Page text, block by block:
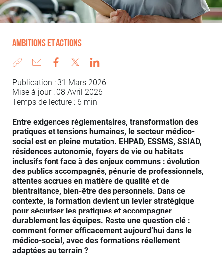
Ambitions et actions
Publication : 31 Mars 2026
Mise à jour : 08 Avril 2026
Temps de lecture : 6 min
Entre exigences réglementaires, transformation des
pratiques et tensions humaines, le secteur médico-
social est en pleine mutation. EHPAD, ESSMS, SSIAD,
résidences autonomie, foyers de vie ou habitats
inclusifs font face à des enjeux communs : évolution
des publics accompagnés, pénurie de professionnels,
attentes accrues en matière de qualité et de
bientraitance, bien-être des personnels. Dans ce
contexte, la formation devient un levier stratégique
pour sécuriser les pratiques et accompagner
durablement les équipes. Reste une question clé :
comment former efficacement aujourd’hui dans le
médico-social, avec des formations réellement
adaptées au terrain ?